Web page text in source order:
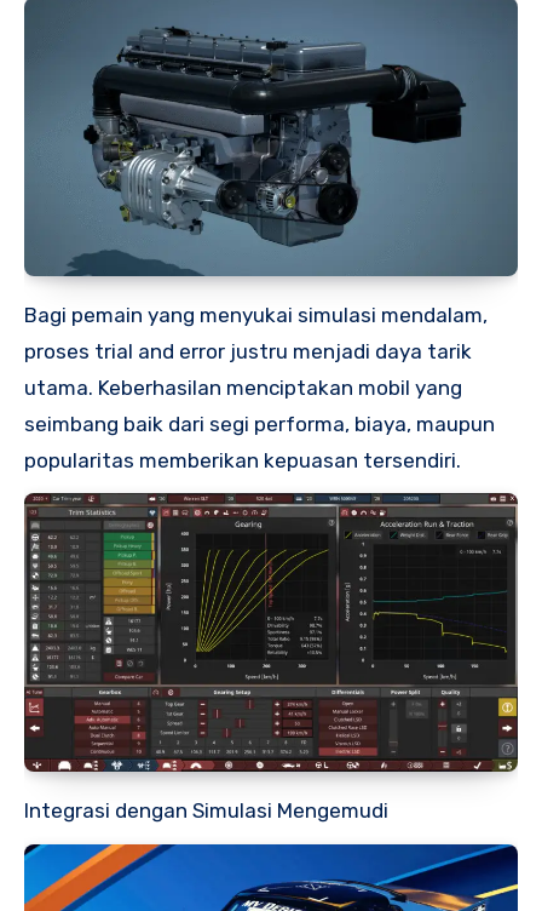
Bagi pemain yang menyukai simulasi mendalam,
proses trial and error justru menjadi daya tarik
utama. Keberhasilan menciptakan mobil yang
seimbang baik dari segi performa, biaya, maupun
popularitas memberikan kepuasan tersendiri.
Integrasi dengan Simulasi Mengemudi